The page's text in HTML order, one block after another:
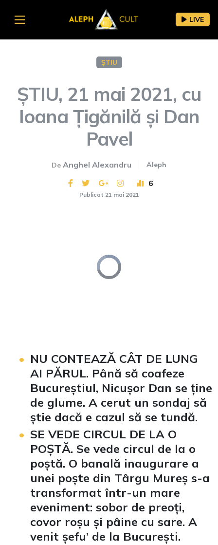
LIVE
ȘTIU
ȘTIU, 21 mai 2021, cu
Ioana Țigănilă și Dan
Pavel
De Anghel Alexandru Aleph
6
Publicat 21 mai 2021
Video
Player
is
loading.
NU CONTEAZĂ CÂT DE LUNG
AI PĂRUL. Până să coafeze
Bucureștiul, Nicușor Dan se ține
de glume. A cerut un sondaj să
știe dacă e cazul să se tundă.
SE VEDE CIRCUL DE LA O
POȘTĂ. Se vede circul de la o
poștă. O banală inaugurare a
unei poște din Târgu Mureș s-a
transformat într-un mare
eveniment: sobor de preoți,
covor roșu și pâine cu sare. A
venit șefu’ de la București.